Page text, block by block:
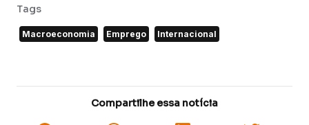
Tags
Macroeconomia Emprego Internacional
Compartilhe essa notícia